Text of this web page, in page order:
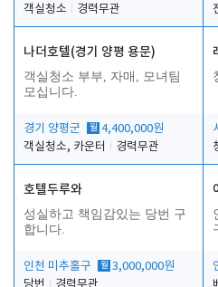
객실청소
경력무관
나더호텔(경기 양평 용문)
객실청소 부부, 자매, 모녀팀
모십니다.
경기 양평군 월 4,400,000원
객실청소, 카운터
경력무관
호텔두루와
성실하고 책임감있는 당번 구
합니다.
인천 미추홀구 월 3,000,000원